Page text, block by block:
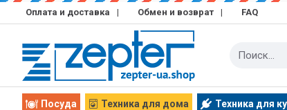
Оплата и доставка | Обмен и возврат | FAQ
Посуда Техника для дома Техника для